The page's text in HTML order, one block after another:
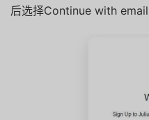
后选择Continue with email